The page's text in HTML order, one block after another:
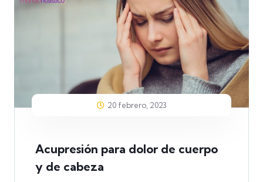
20 febrero, 2023
Acupresión para dolor de cuerpo
y de cabeza